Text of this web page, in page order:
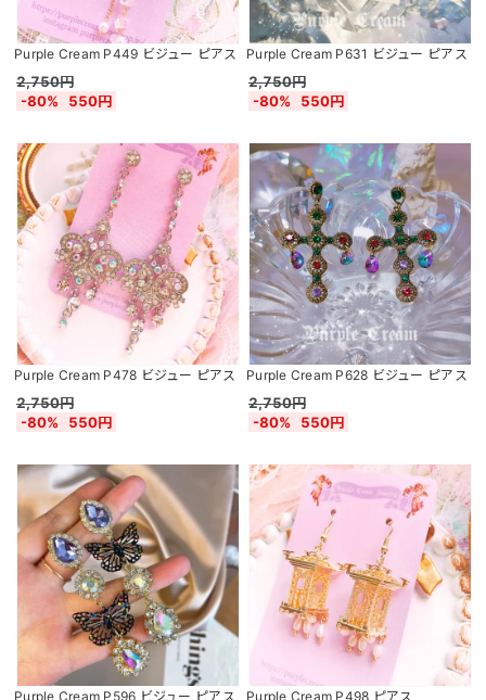
Purple Cream P449 ビジュー ピアス
2,750円
-80%
550円
Purple Cream P631 ビジュー ピアス
2,750円
-80%
550円
Purple Cream P478 ビジュー ピアス
2,750円
-80%
550円
Purple Cream P628 ビジュー ピアス
2,750円
-80%
550円
Purple Cream P596 ビジュー ピアス Purple Cream P498 ピアス